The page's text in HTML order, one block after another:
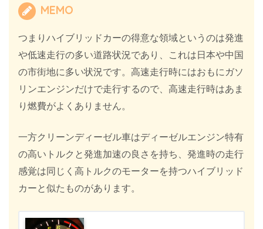
MEMO
つまりハイブリッドカーの得意な領域というのは発進
や低速走行の多い道路状況であり、これは日本や中国
の市街地に多い状況です。高速走行時にはおもにガソ
リンエンジンだけで走行するので、高速走行時はあま
り燃費がよくありません。
一方クリーンディーゼル車はディーゼルエンジン特有
の高いトルクと発進加速の良さを持ち、発進時の走行
感覚は同じく高トルクのモーターを持つハイブリッド
カーと似たものがあります。